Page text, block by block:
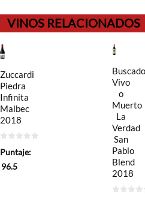
VINOS RELACIONADOS
Zuccardi
Piedra
Infinita
Malbec
2018
de
Puntaje:
96.5
Buscado
Vivo
o
Muerto
La
Verdad
San
Pablo
Blend
2018